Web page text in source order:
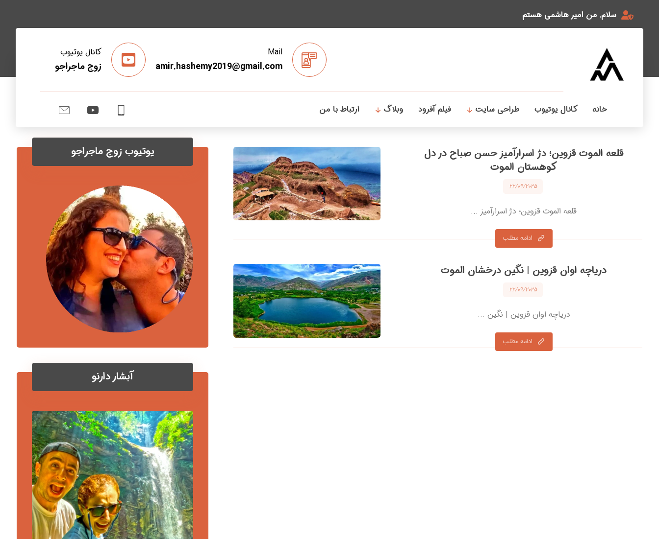
سلام. من امیر هاشمی هستم
کانال یوتیوب
زوج ماجراجو
Mail
amir.hashemy2019@gmail.com
خانه کانال یوتیوب طراحی سایت فیلم آفرود وبلاگ ارتباط با من
قلعه الموت قزوین؛ دژ اسرارآمیز حسن صباح در دل
کوهستان الموت
۲۲/۰۹/۲۰۲۵
قلعه الموت قزوین؛ دژ اسرارآمیز ...
ادامه مطلب
دریاچه اوان قزوین | نگین درخشان الموت
۲۲/۰۹/۲۰۲۵
دریاچه اوان قزوین | نگین ...
ادامه مطلب
یوتیوب زوج ماجراجو
آبشار دارنو